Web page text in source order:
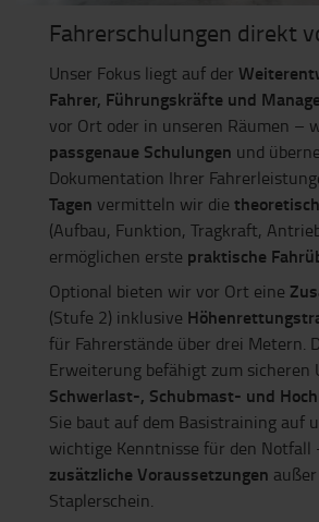
Fahrerschulungen direkt
Unser Fokus liegt auf der
Fahrer, Führungskräfte und
vor Ort oder in unseren Räumen –
passgenaue Schulungen und
Dokumentation Ihrer
Tagen vermitteln wir die
(Aufbau, Funktion, Tragkraft,
ermöglichen erste praktische
Optional bieten wir vor Ort eine
(Stufe 2) inklusive
für Fahrerstände über drei Metern.
Erweiterung befähigt zum sicheren
Schwerlast-, Schubmast- und
Sie baut auf dem Basistraining auf
wichtige Kenntnisse für den Notfall
zusätzliche Voraussetzungen
Staplerschein.